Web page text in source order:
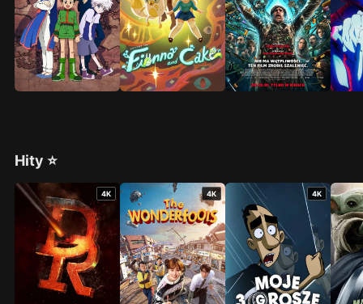
Hity ⭐
4K 4K 4K